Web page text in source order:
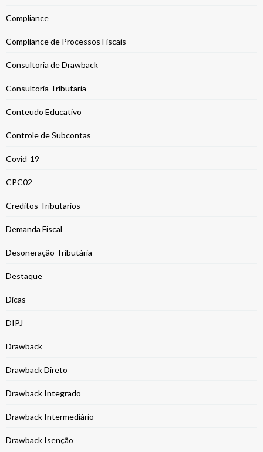
Compliance
Compliance de Processos Fiscais
Consultoria de Drawback
Consultoria Tributaria
Conteudo Educativo
Controle de Subcontas
Covid-19
CPC02
Creditos Tributarios
Demanda Fiscal
Desoneração Tributária
Destaque
Dicas
DIPJ
Drawback
Drawback Direto
Drawback Integrado
Drawback Intermediário
Drawback Isenção